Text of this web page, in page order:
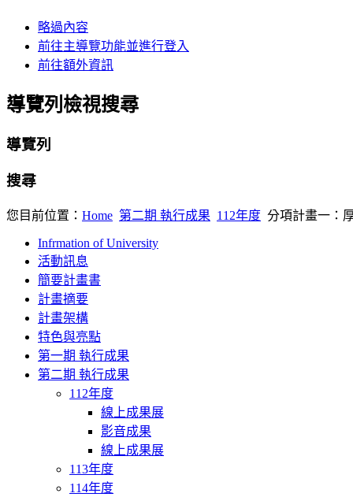
略過內容
前往主導覽功能並進行登入
前往額外資訊
導覽列檢視搜尋
導覽列
搜尋
您目前位置： Home 第二期 執行成果 112年度 分項計畫一：
Infrmation of University
活動訊息
簡要計畫書
計畫摘要
計畫架構
特色與亮點
第一期 執行成果
第二期 執行成果
112年度
線上成果展
影音成果
線上成果展
113年度
114年度